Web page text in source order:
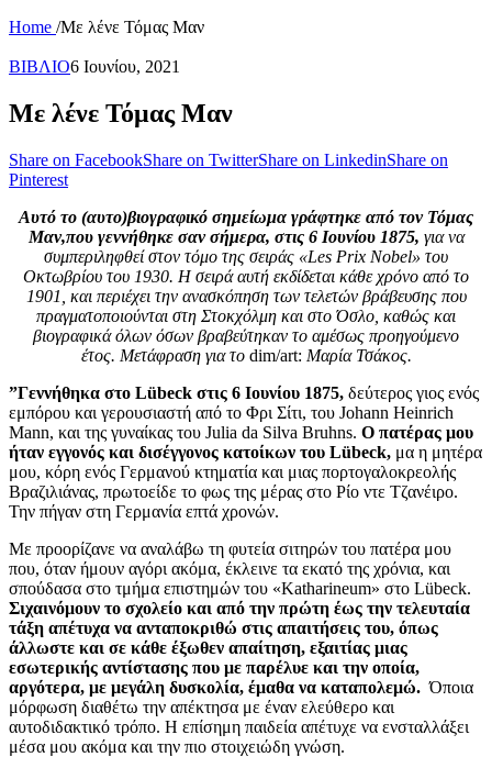
Home /Με λένε Τόμας Μαν
ΒΙΒΛΙΟ6 Ιουνίου, 2021
Με λένε Τόμας Μαν
Share on FacebookShare on TwitterShare on LinkedinShare on
Pinterest
Αυτό το (αυτο)βιογραφικό σημείωμα γράφτηκε από τον Τόμας
Μαν,που γεννήθηκε σαν σήμερα, στις 6 Ιουνίου 1875, για να
συμπεριληφθεί στον τόμο της σειράς «Les Prix Nobel» του
Οκτωβρίου του 1930. Η σειρά αυτή εκδίδεται κάθε χρόνο από το
1901, και περιέχει την ανασκόπηση των τελετών βράβευσης που
πραγματοποιούνται στη Στοκχόλμη και στο Όσλο, καθώς και
βιογραφικά όλων όσων βραβεύτηκαν το αμέσως προηγούμενο
έτος. Μετάφραση για το dim/art: Μαρία Τσάκος.
”Γεννήθηκα στο Lübeck στις 6 Ιουνίου 1875, δεύτερος γιος ενός
εμπόρου και γερουσιαστή από το Φρι Σίτι, του Johann Heinrich
Mann, και της γυναίκας του Julia da Silva Bruhns. Ο πατέρας μου
ήταν εγγονός και δισέγγονος κατοίκων του Lübeck, μα η μητέρα
μου, κόρη ενός Γερμανού κτηματία και μιας πορτογαλοκρεολής
Βραζιλιάνας, πρωτοείδε το φως της μέρας στο Ρίο ντε Τζανέιρο.
Την πήγαν στη Γερμανία επτά χρονών.
Με προορίζανε να αναλάβω τη φυτεία σιτηρών του πατέρα μου
που, όταν ήμουν αγόρι ακόμα, έκλεινε τα εκατό της χρόνια, και
σπούδασα στο τμήμα επιστημών του «Katharineum» στο Lübeck.
Σιχαινόμουν το σχολείο και από την πρώτη έως την τελευταία
τάξη απέτυχα να ανταποκριθώ στις απαιτήσεις του, όπως
άλλωστε και σε κάθε έξωθεν απαίτηση, εξαιτίας μιας
εσωτερικής αντίστασης που με παρέλυε και την οποία,
αργότερα, με μεγάλη δυσκολία, έμαθα να καταπολεμώ. Όποια
μόρφωση διαθέτω την απέκτησα με έναν ελεύθερο και
αυτοδιδακτικό τρόπο. Η επίσημη παιδεία απέτυχε να ενσταλλάξει
μέσα μου ακόμα και την πιο στοιχειώδη γνώση.